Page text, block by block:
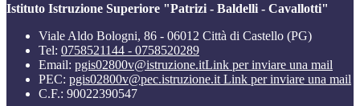
Istituto Istruzione Superiore "Patrizi - Baldelli - Cavallotti"
Viale Aldo Bologni, 86 - 06012 Città di Castello (PG)
Tel: 0758521144 - 0758520289
Email: pgis02800v@istruzione.itLink per inviare una mail
PEC: pgis02800v@pec.istruzione.it Link per inviare una mail
C.F.: 90022390547